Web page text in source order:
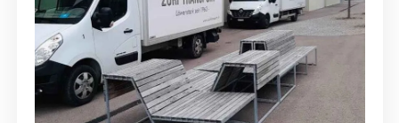
Umzugsreinigung - mit